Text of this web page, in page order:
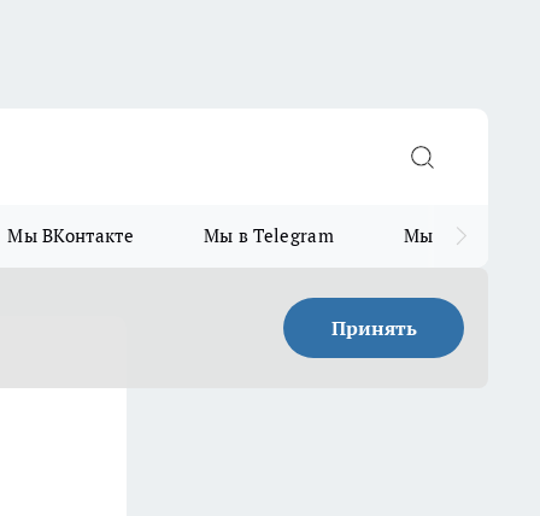
Мы ВКонтакте Мы в Telegram Мы в MAX
Принять